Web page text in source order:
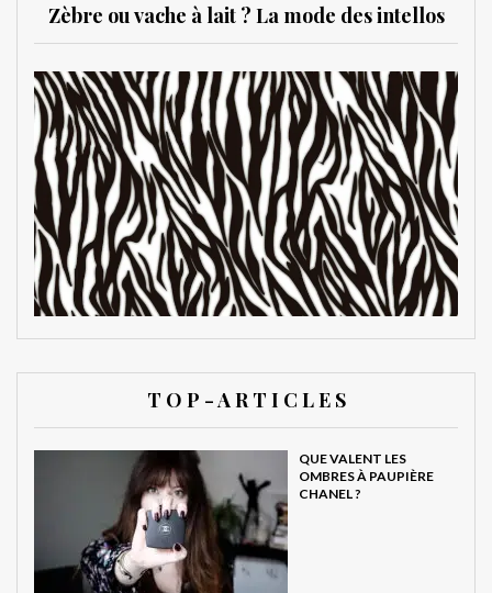
Zèbre ou vache à lait ? La mode des intellos
T O P - A R T I C L E S
QUE VALENT LES
OMBRES À PAUPIÈRE
CHANEL ?